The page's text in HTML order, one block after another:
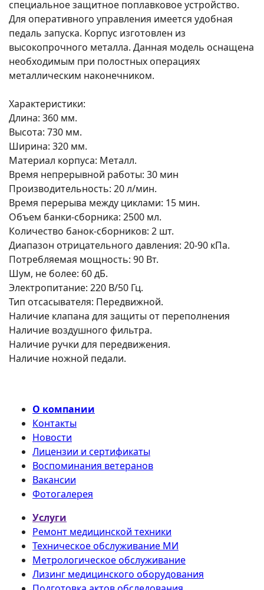
специальное защитное поплавковое устройство.
Для оперативного управления имеется удобная
педаль запуска. Корпус изготовлен из
высокопрочного металла. Данная модель оснащена
необходимым при полостных операциях
металлическим наконечником.
Характеристики:
Длина: 360 мм.
Высота: 730 мм.
Ширина: 320 мм.
Материал корпуса: Металл.
Время непрерывной работы: 30 мин
Производительность: 20 л/мин.
Время перерыва между циклами: 15 мин.
Объем банки-сборника: 2500 мл.
Количество банок-сборников: 2 шт.
Диапазон отрицательного давления: 20-90 кПа.
Потребляемая мощность: 90 Вт.
Шум, не более: 60 дБ.
Электропитание: 220 В/50 Гц.
Тип отсасывателя: Передвижной.
Наличие клапана для защиты от переполнения
Наличие воздушного фильтра.
Наличие ручки для передвижения.
Наличие ножной педали.
О компании
Контакты
Новости
Лицензии и сертификаты
Воспоминания ветеранов
Вакансии
Фотогалерея
Услуги
Ремонт медицинской техники
Техническое обслуживание МИ
Метрологическое обслуживание
Лизинг медицинского оборудования